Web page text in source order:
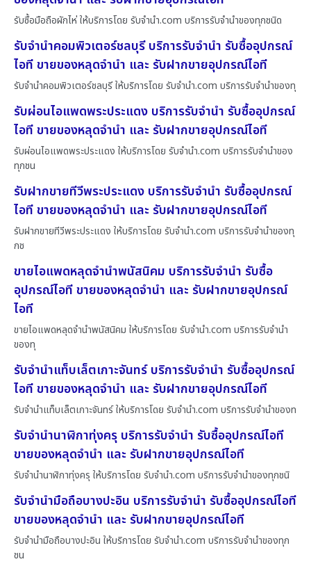
รับซื้อมือถือผักไห่ ให้บริการโดย รับจํานํา.com บริการรับจำนำของทุกชนิด
รับจำนำคอมพิวเตอร์ชลบุรี บริการรับจำนำ รับซื้ออุปกรณ์
ไอที ขายของหลุดจำนำ และ รับฝากขายอุปกรณ์ไอที
รับจำนำคอมพิวเตอร์ชลบุรี ให้บริการโดย รับจํานํา.com บริการรับจำนำของทุ
รับผ่อนไอแพดพระประแดง บริการรับจำนำ รับซื้ออุปกรณ์
ไอที ขายของหลุดจำนำ และ รับฝากขายอุปกรณ์ไอที
รับผ่อนไอแพดพระประแดง ให้บริการโดย รับจํานํา.com บริการรับจำนำของ
ทุกชน
รับฝากขายทีวีพระประแดง บริการรับจำนำ รับซื้ออุปกรณ์
ไอที ขายของหลุดจำนำ และ รับฝากขายอุปกรณ์ไอที
รับฝากขายทีวีพระประแดง ให้บริการโดย รับจํานํา.com บริการรับจำนำของทุ
กช
ขายไอแพดหลุดจำนำพนัสนิคม บริการรับจำนำ รับซื้อ
อุปกรณ์ไอที ขายของหลุดจำนำ และ รับฝากขายอุปกรณ์
ไอที
ขายไอแพดหลุดจำนำพนัสนิคม ให้บริการโดย รับจํานํา.com บริการรับจำนำ
ของทุ
รับจำนำแท็บเล็ตเกาะจันทร์ บริการรับจำนำ รับซื้ออุปกรณ์
ไอที ขายของหลุดจำนำ และ รับฝากขายอุปกรณ์ไอที
รับจำนำแท็บเล็ตเกาะจันทร์ ให้บริการโดย รับจํานํา.com บริการรับจำนำของท
รับจำนำนาฬิกาทุ่งครุ บริการรับจำนำ รับซื้ออุปกรณ์ไอที
ขายของหลุดจำนำ และ รับฝากขายอุปกรณ์ไอที
รับจำนำนาฬิกาทุ่งครุ ให้บริการโดย รับจํานํา.com บริการรับจำนำของทุกชนิ
รับจำนำมือถือบางปะอิน บริการรับจำนำ รับซื้ออุปกรณ์ไอที
ขายของหลุดจำนำ และ รับฝากขายอุปกรณ์ไอที
รับจำนำมือถือบางปะอิน ให้บริการโดย รับจํานํา.com บริการรับจำนำของทุก
ชน